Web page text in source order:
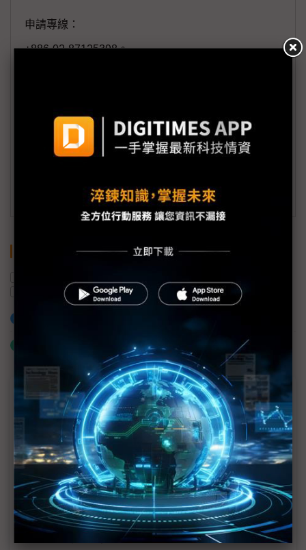
申請專線：
+886-02-87125398。
member@digitimes.com
(一個工作日內將回覆您的來信)
訂閱DIGITIMES 行動版
什麼是「關鍵字追蹤」
近７天熱門報導
MLCC訂單過熱、出貨比創高 村田示警全球AI基
建熱潮將趨緩
2027全年記憶體產能提前售罄 買家「祕而不
宣」只怕買不夠
英特爾EMIB良率達標 聯發科第2代ASIC產品
2028準時量產